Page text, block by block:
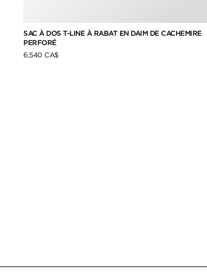
SAC À DOS T-LINE À RABAT EN DAIM DE CACHEMIRE
PERFORÉ
6,540 CA$